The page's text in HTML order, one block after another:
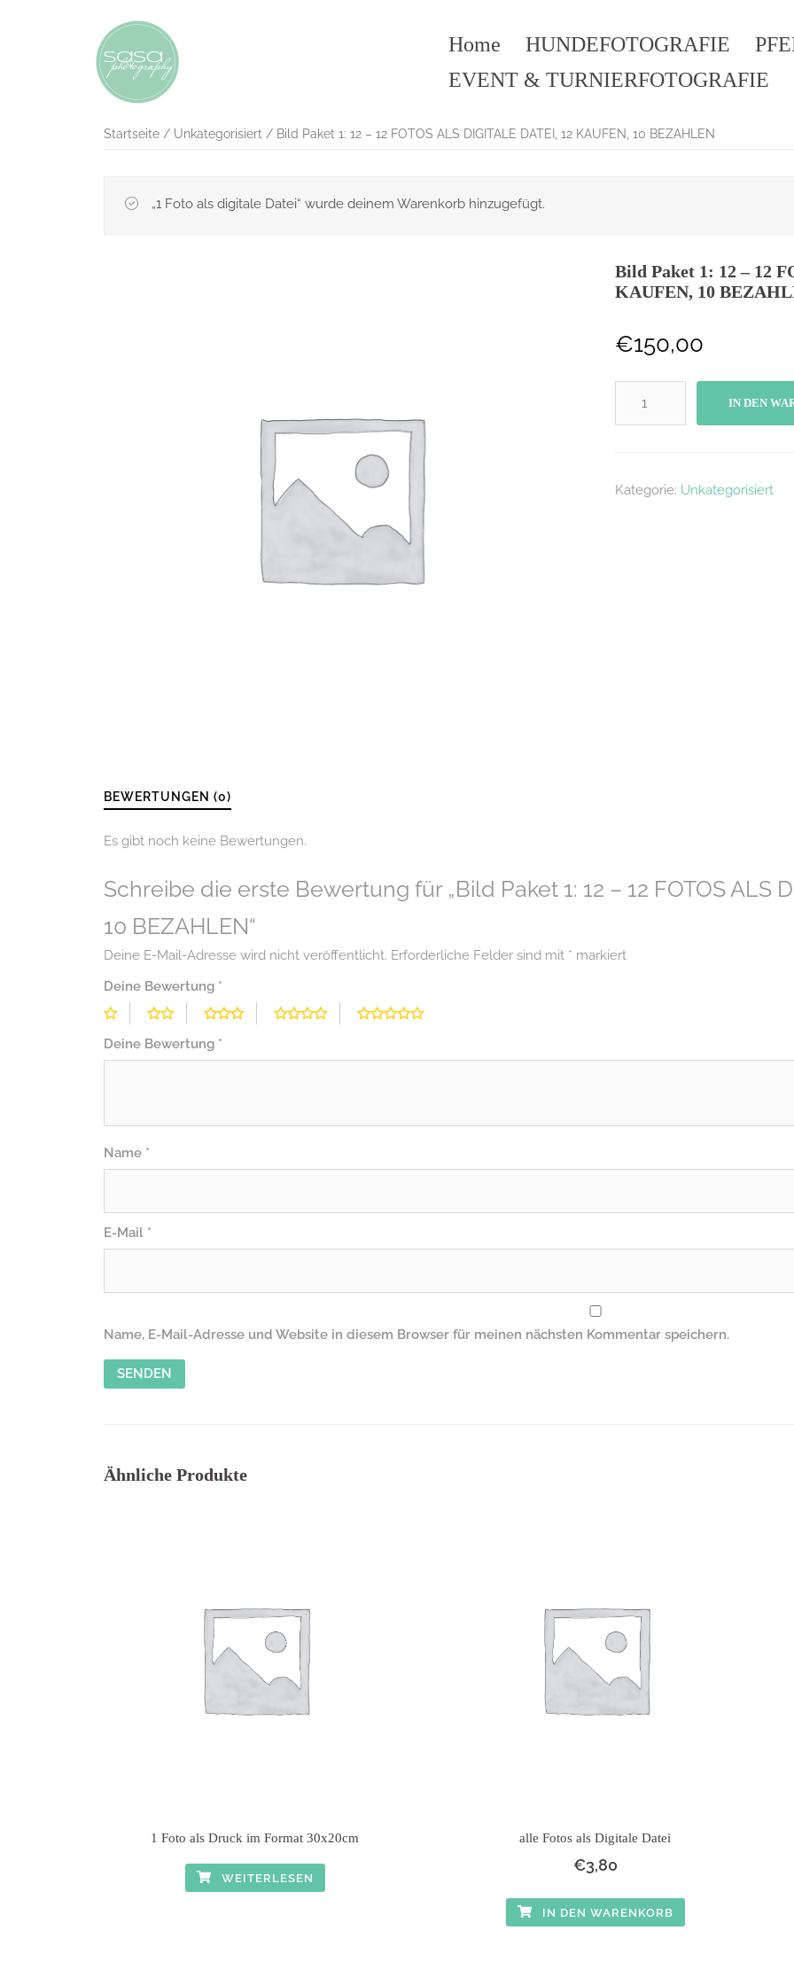
Home HUNDEFOTOGRAFIE
EVENT & TURNIERFOTOGRAFIE
Startseite / Unkategorisiert / Bild Paket 1: 12 – 12 FOTOS ALS DIGITALE DATEI, 12 KAUFEN, 10 BEZAHLEN
„1 Foto als digitale Datei“ wurde deinem Warenkorb hinzugefügt.
Bild Paket 1: 12 – 12
KAUFEN, 10
€150,00
IN DEN
Kategorie: Unkategorisiert
BEWERTUNGEN (0)
Es gibt noch keine Bewertungen.
Schreibe die erste Bewertung für „Bild Paket 1: 12 – 12 FOTOS ALS
10 BEZAHLEN“
Deine E-Mail-Adresse wird nicht veröffentlicht. Erforderliche Felder sind mit * markiert
Deine Bewertung *
Deine Bewertung *
Name *
E-Mail *
Name, E-Mail-Adresse und Website in diesem Browser für meinen nächsten Kommentar speichern.
Ähnliche Produkte
1 Foto als Druck im Format 30x20cm
WEITERLESEN
alle Fotos als Digitale Datei
€3,80
IN DEN WARENKORB